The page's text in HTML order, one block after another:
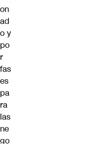
on
ad
o y
po
r
fas
es
pa
ra
las
ne
go